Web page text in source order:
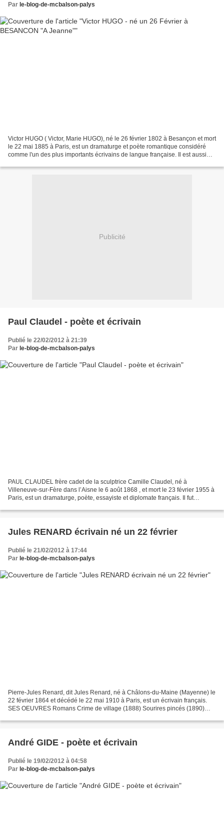
Par le-blog-de-mcbalson-palys
Victor HUGO ( Victor, Marie HUGO), né le 26 février 1802 à Besançon et mort
le 22 mai 1885 à Paris, est un dramaturge et poète romantique considéré
comme l'un des plus importants écrivains de langue française. Il est aussi
Publicité
Paul Claudel - poète et écrivain
Publié le 22/02/2012 à 21:39
Par le-blog-de-mcbalson-palys
PAUL CLAUDEL frère cadet de la sculptrice Camille Claudel, né à
Villeneuve-sur-Fère dans l’Aisne le 6 août 1868 , et mort le 23 février 1955 à
Paris, est un dramaturge, poète, essayiste et diplomate français. Il fut
Jules RENARD écrivain né un 22 février
Publié le 21/02/2012 à 17:44
Par le-blog-de-mcbalson-palys
Pierre-Jules Renard, dit Jules Renard, né à Châlons-du-Maine (Mayenne) le
22 février 1864 et décédé le 22 mai 1910 à Paris, est un écrivain français.
SES OEUVRES Romans Crime de village (1888) Sourires pincés (1890)
André GIDE - poète et écrivain
Publié le 19/02/2012 à 04:58
Par le-blog-de-mcbalson-palys